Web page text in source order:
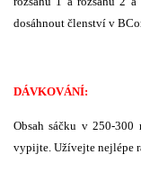
dosáhnout členství v
DÁVKOVÁNÍ:
Obsah sáčku v 250-
vypijte. Užívejte nejlépe